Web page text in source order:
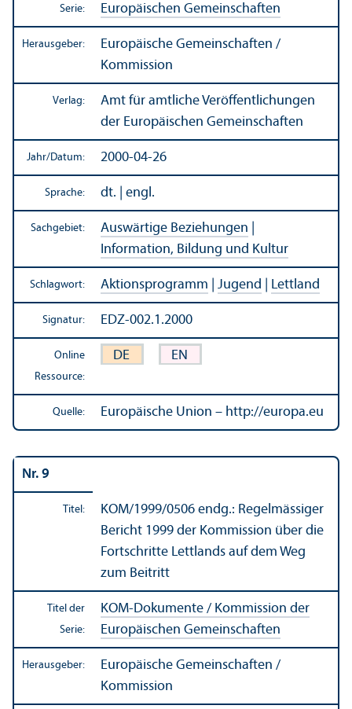
Serie:
Europäischen Gemeinschaften
Herausgeber:
Europäische Gemeinschaften /
Kommission
Verlag:
Amt für amtliche Veröffentlichungen
der Europäischen Gemeinschaften
Jahr/Datum: 2000-04-26
Sprache: dt. | engl.
Sachgebiet: Auswärtige Beziehungen
Information, Bildung und Kultur
Schlagwort: Aktions­programm Jugend Lettland
Signatur: EDZ-002.1.2000
Online
Ressource:
DE EN
Quelle: Europäische Union – http://europa.eu
Nr. 9
Titel: KOM/1999/0506 endg.: Regelmässiger
Bericht 1999 der Kommission über die
Fortschritte Lettlands auf dem Weg
zum Beitritt
Titel der
Serie:
KOM-Dokumente / Kommission der
Europäischen Gemeinschaften
Herausgeber:
Europäische Gemeinschaften /
Kommission